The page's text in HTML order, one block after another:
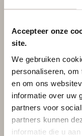
Accepteer onze
site.
We gebruiken
personaliseren,
en om ons
informatie over uw
partners voor
partners kunnen
informatie die u
Categorieën
Ovale tafels
Deens ovale tafels
Fins ovale tafels
Plat ovale tafels
Organische tafels
Rechthoekige tafels